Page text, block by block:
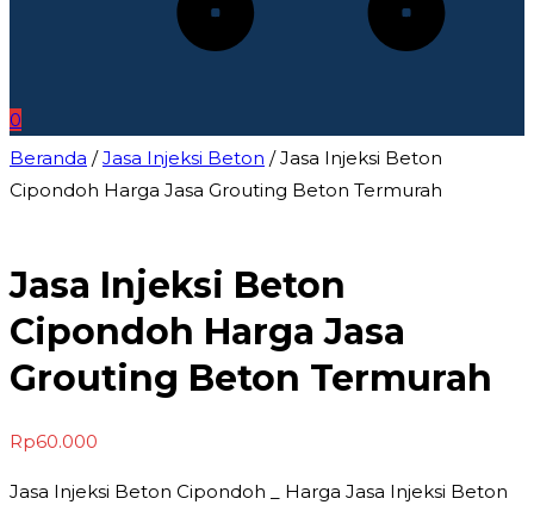
0
Beranda /Jasa Injeksi Beton / Jasa Injeksi Beton
Cipondoh Harga Jasa Grouting Beton Termurah
Jasa Injeksi Beton
Cipondoh Harga Jasa
Grouting Beton Termurah
Rp60.000
Jasa Injeksi Beton Cipondoh _ Harga Jasa Injeksi Beton